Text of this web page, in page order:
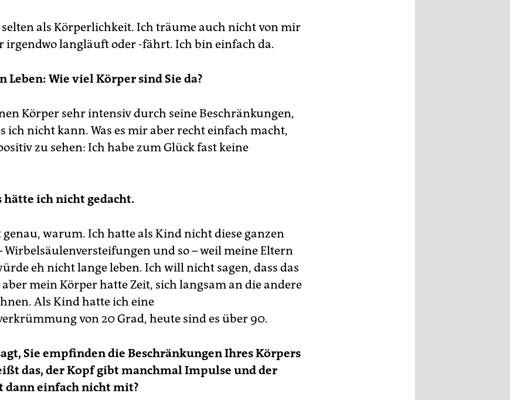
selten als Körperlichkeit. Ich träume auch nicht von mir
irgendwo langläuft oder -fährt. Ich bin einfach da.
Leben: Wie viel Körper sind Sie da?
Körper sehr intensiv durch seine Beschränkungen,
ich nicht kann. Was es mir aber recht einfach macht,
zu sehen: Ich habe zum Glück fast keine
hätte ich nicht gedacht.
warum. Ich hatte als Kind nicht diese ganzen
Wirbelsäulenversteifungen und so – weil meine Eltern
eh nicht lange leben. Ich will nicht sagen, dass das
mein Körper hatte Zeit, sich langsam an die andere
Als Kind hatte ich eine
von 20 Grad, heute sind es über 90.
Sie empfinden die Beschränkungen Ihres Körpers
das, der Kopf gibt manchmal Impulse und der
dann einfach nicht mit?